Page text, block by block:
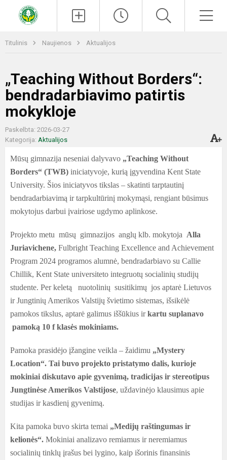
Titulinis Naujienos Aktualijos
„Teaching Without Borders“:
bendradarbiavimo patirtis
mokykloje
Paskelbta: 2026-03-27
Kategorija: Aktualijos
Mūsų gimnazija neseniai dalyvavo „Teaching Without
Borders“ (TWB) iniciatyvoje, kurią įgyvendina Kent State
University. Šios iniciatyvos tikslas – skatinti tarptautinį
bendradarbiavimą ir tarpkultūrinį mokymąsi, rengiant būsimus
mokytojus darbui įvairiose ugdymo aplinkose.
Projekto metu mūsų gimnazijos anglų klb. mokytoja Alla
Juriavichene, Fulbright Teaching Excellence and Achievement
Program 2024 programos alumnė, bendradarbiavo su Callie
Chillik, Kent State universiteto integruotų socialinių studijų
studente. Per keletą nuotolinių susitikimų jos aptarė Lietuvos
ir Jungtinių Amerikos Valstijų švietimo sistemas, išsikėlė
pamokos tikslus, aptarė galimus iššūkius irkartu suplanavo
pamoką 10 fklasės mokiniams.
Pamoka prasidėjo įžangine veikla – žaidimu „Mystery
Location“. Tai buvo projekto pristatymo dalis, kurioje
mokiniai diskutavo apie gyvenimą, tradicijas ir stereotipus
Jungtinėse Amerikos Valstijose, uždavinėjo klausimus apie
studijas ir kasdienį gyvenimą.
Kita pamoka buvo skirta temai „Medijų raštingumas ir
kelionės“. Mokiniai analizavo remiamus ir neremiamus
socialinių tinklų įrašus bei lygino, kaip išorinis finansinis